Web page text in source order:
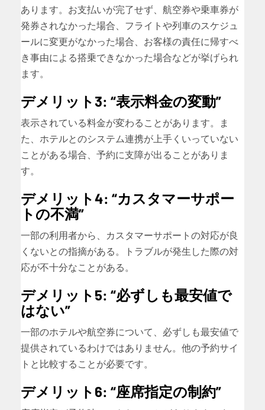
あります。お支払いが完了せず、航空券や乗車券が
発券されなかった場合、フライトや列車のスケジュ
ールに変更がなかった場合、お客様の責任に帰すべ
き事由による搭乗できなかった場合などが挙げられ
ます。
デメリット3: “表示料金の変動”
表示されている料金が変わることがあります。ま
た、ホテルとのシステム連携が上手くいっていない
ことがある場合、予約に支障が出ることがありま
す。
デメリット4: “カスタマーサポー
トの不満”
一部の利用者から、カスタマーサポートの対応が良
くないとの指摘がある。トラブルが発生した際の対
応が不十分なことがある。
デメリット5: “必ずしも最安値で
はない”
一部のホテルや航空券について、必ずしも最安値で
提供されているわけではありません。他の予約サイ
トと比較することが必要です。
デメリット6: “座席指定の制約”